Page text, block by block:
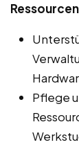
Pflege